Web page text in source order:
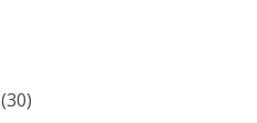
(30)